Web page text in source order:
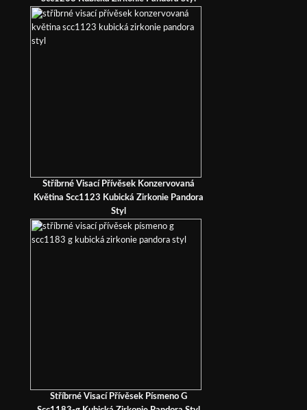
Stříbrné Visací Přívěsek Konzervovaná
Květina Scc1123 Kubická Zirkonie Pandora
Styl
Stříbrné Visací Přívěsek Písmeno G